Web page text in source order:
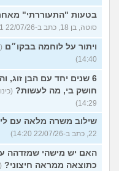
בטעות "התעוררתי"
סוטה, בן 18, כתב ב-22/07/26 14:51)
ויתור על לוחמה בבקו״ם
14:40)
6 שנים יחד עם הבן זוג,
חושק בי, מה לעשות?
14:29)
שילוב משרה מלאה עם
22, כתב ב-22/07/26 14:20)
האם יש מישהי שמזדהה
כתוצאה ממראה חיצוני?